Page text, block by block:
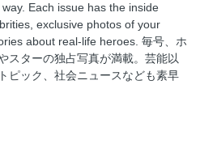
Each issue has the inside
exclusive photos of your
about real-life heroes. 毎号、ホ
スターの独占写真が満載。芸能以
ピック、社会ニュースなども素早